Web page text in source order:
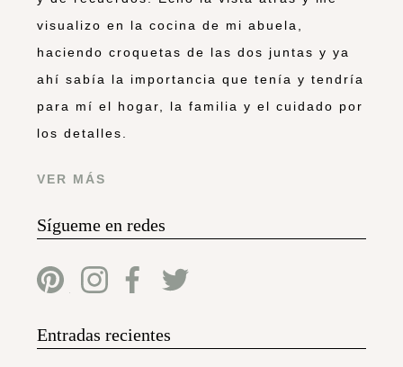
visualizo en la cocina de mi abuela,
haciendo croquetas de las dos juntas y ya
ahí sabía la importancia que tenía y tendría
para mí el hogar, la familia y el cuidado por
los detalles.
VER MÁS
Sígueme en redes
Entradas recientes